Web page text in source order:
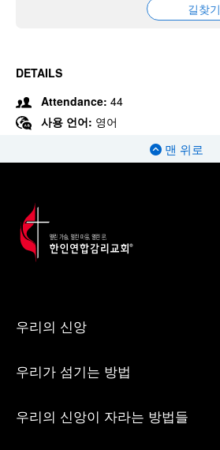
길찾기
DETAILS
Attendance: 44
사용 언어: 영어
맨 위로
우리의 신앙
우리가 섬기는 방법
우리의 신앙이 자라는 방법들